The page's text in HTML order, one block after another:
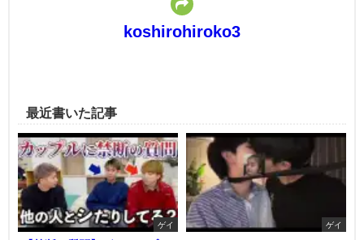
koshirohiroko3
最近書いた記事
ゲイ ゲイ